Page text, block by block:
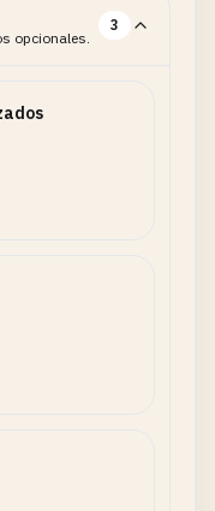
opcionales.
3